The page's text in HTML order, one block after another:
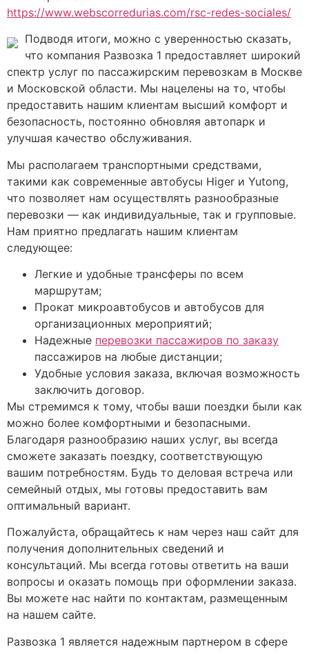
https://www.webscorredurias.com/rsc-redes-sociales/
Подводя итоги, можно с уверенностью сказать,
что компания Развозка 1 предоставляет широкий
спектр услуг по пассажирским перевозкам в Москве
и Московской области. Мы нацелены на то, чтобы
предоставить нашим клиентам высший комфорт и
безопасность, постоянно обновляя автопарк и
улучшая качество обслуживания.
Мы располагаем транспортными средствами,
такими как современные автобусы Higer и Yutong,
что позволяет нам осуществлять разнообразные
перевозки — как индивидуальные, так и групповые.
Нам приятно предлагать нашим клиентам
следующее:
Легкие и удобные трансферы по всем
маршрутам;
Прокат микроавтобусов и автобусов для
организационных мероприятий;
Надежные перевозки пассажиров по заказу
пассажиров на любые дистанции;
Удобные условия заказа, включая возможность
заключить договор.
Мы стремимся к тому, чтобы ваши поездки были как
можно более комфортными и безопасными.
Благодаря разнообразию наших услуг, вы всегда
сможете заказать поездку, соответствующую
вашим потребностям. Будь то деловая встреча или
семейный отдых, мы готовы предоставить вам
оптимальный вариант.
Пожалуйста, обращайтесь к нам через наш сайт для
получения дополнительных сведений и
консультаций. Мы всегда готовы ответить на ваши
вопросы и оказать помощь при оформлении заказа.
Вы можете нас найти по контактам, размещенным
на нашем сайте.
Развозка 1 является надежным партнером в сфере